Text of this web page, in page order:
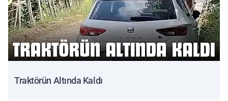
Traktörün Altında Kaldı